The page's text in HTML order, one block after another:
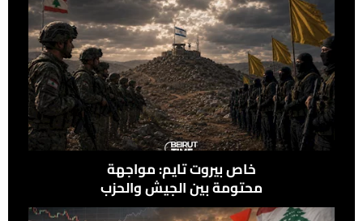
خاص بيروت تايم: مواجهة
محتومة بين الجيش والحزب
في علي الطاهر